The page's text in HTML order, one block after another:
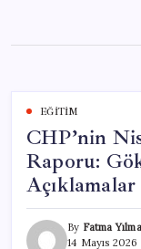
content
EĞITIM
CHP’nin
Raporu:
Açıklamalar
By Fatma
14 Mayıs 2026